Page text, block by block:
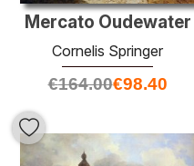
Mercato Oudewater
Cornelis Springer
€164.00€98.40